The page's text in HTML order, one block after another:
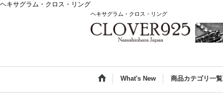
ヘキサグラム・クロス・リング
ヘキサグラム・クロス・リング
What's New 商品カテゴリ一覧